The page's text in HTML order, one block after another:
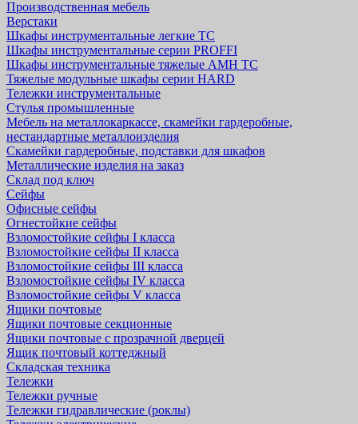
Производственная мебель
Верстаки
Шкафы инструментальные легкие ТС
Шкафы инструментальные серии PROFFI
Шкафы инструментальные тяжелые AMH TC
Тяжелые модульные шкафы серии HARD
Тележки инструментальные
Стулья промышленные
Мебель на металлокаркассе, скамейки гардеробные,
нестандартные металлоизделия
Скамейки гардеробные, подставки для шкафов
Металлические изделия на заказ
Склад под ключ
Сейфы
Офисные сейфы
Огнестойкие сейфы
Взломостойкие сейфы I класса
Взломостойкие сейфы II класса
Взломостойкие сейфы III класса
Взломостойкие сейфы IV класса
Взломостойкие сейфы V класса
Ящики почтовые
Ящики почтовые секционные
Ящики почтовые с прозрачной дверцей
Ящик почтовый коттеджный
Складская техника
Тележки
Тележки ручные
Тележки гидравлические (роклы)